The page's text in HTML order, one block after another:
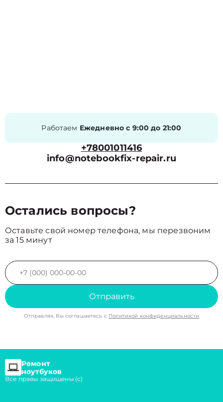
Работаем Ежедневно с 9:00 до 21:00
+78001011416
info@notebookfix-repair.ru
Остались вопросы?
Оставьте свой номер телефона, мы перезвоним
за 15 минут
Отправить
Отправляя, Вы соглашаетесь с Политикой конфиденциальности
Ремонт
ноутбуков
Все правы защищены (с)